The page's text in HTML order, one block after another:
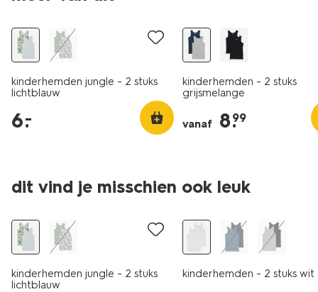
laag geprijsd
kinderhemden jungle - 2 stuks
lichtblauw
6.
–
kinderhemden - 2 stuks
grijsmelange
vanaf 8.
99
dit vind je misschien ook leuk
laag geprijsd
kinderhemden jungle - 2 stuks
lichtblauw
2 stuks
kinderhemden - 2 stuks wit